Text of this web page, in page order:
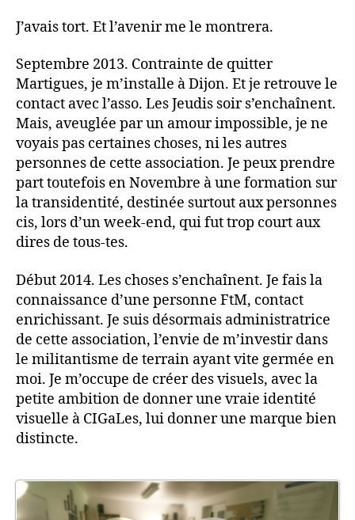
J’avais tort. Et l’avenir me le montrera.
Septembre 2013. Contrainte de quitter
Martigues, je m’installe à Dijon. Et je retrouve le
contact avec l’asso. Les Jeudis soir s’enchaînent.
Mais, aveuglée par un amour impossible, je ne
voyais pas certaines choses, ni les autres
personnes de cette association. Je peux prendre
part toutefois en Novembre à une formation sur
la transidentité, destinée surtout aux personnes
cis, lors d’un week-end, qui fut trop court aux
dires de tous-tes.
Début 2014. Les choses s’enchaînent. Je fais la
connaissance d’une personne FtM, contact
enrichissant. Je suis désormais administratrice
de cette association, l’envie de m’investir dans
le militantisme de terrain ayant vite germée en
moi. Je m’occupe de créer des visuels, avec la
petite ambition de donner une vraie identité
visuelle à CIGaLes, lui donner une marque bien
distincte.